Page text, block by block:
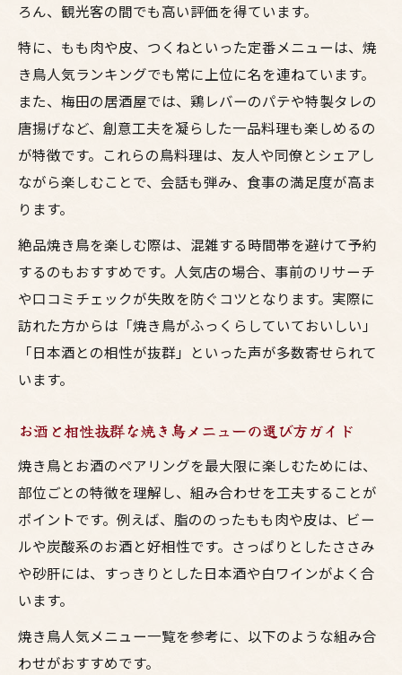
ろん、観光客の間でも高い評価を得ています。
特に、もも肉や皮、つくねといった定番メニューは、焼
き鳥人気ランキングでも常に上位に名を連ねています。
また、梅田の居酒屋では、鶏レバーのパテや特製タレの
唐揚げなど、創意工夫を凝らした一品料理も楽しめるの
が特徴です。これらの鳥料理は、友人や同僚とシェアし
ながら楽しむことで、会話も弾み、食事の満足度が高ま
ります。
絶品焼き鳥を楽しむ際は、混雑する時間帯を避けて予約
するのもおすすめです。人気店の場合、事前のリサーチ
や口コミチェックが失敗を防ぐコツとなります。実際に
訪れた方からは「焼き鳥がふっくらしていておいしい」
「日本酒との相性が抜群」といった声が多数寄せられて
います。
お酒と相性抜群な焼き鳥メニューの選び方ガイド
焼き鳥とお酒のペアリングを最大限に楽しむためには、
部位ごとの特徴を理解し、組み合わせを工夫することが
ポイントです。例えば、脂ののったもも肉や皮は、ビー
ルや炭酸系のお酒と好相性です。さっぱりとしたささみ
や砂肝には、すっきりとした日本酒や白ワインがよく合
います。
焼き鳥人気メニュー一覧を参考に、以下のような組み合
わせがおすすめです。